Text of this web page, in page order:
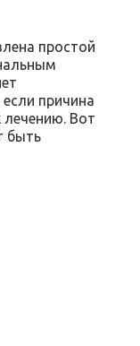
простой
причина
лечению. Вот
быть